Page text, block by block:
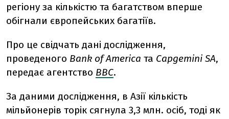
регіону за кількістю та багатством вперше
обігнали європейських багатіїв.
Про це свідчать дані дослідження,
проведеного Bank ofAmerica та Capgemini SA,
передає агентство ВВС.
За даними дослідження, в Азії кількість
мільйонерів торік сягнула 3,3 млн. осіб, тоді як